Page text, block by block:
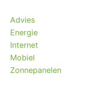
Advies
Energie
Internet
Mobiel
Zonnepanelen